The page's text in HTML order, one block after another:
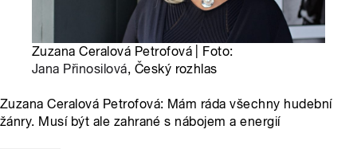
Zuzana Ceralová Petrofová | Foto:
Jana Přinosilová, Český rozhlas
Zuzana Ceralová Petrofová: Mám ráda všechny hudební
žánry. Musí být ale zahrané s nábojem a energií